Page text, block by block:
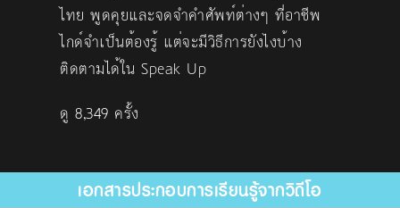
ไทย พูดคุยและจดจำคำศัพท์ต่างๆ ที่อาชีพ
ไกด์จำเป็นต้องรู้ แต่จะมีวิธีการยังไงบ้าง
ติดตามได้ใน Speak Up
ดู 8,349 ครั้ง
เอกสารประกอบการเรียนรู้จากวิดีโอ